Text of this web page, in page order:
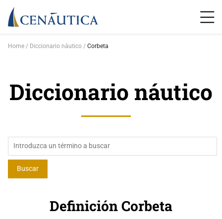
Home Diccionario náutico Corbeta
Diccionario náutico
Definición Corbeta